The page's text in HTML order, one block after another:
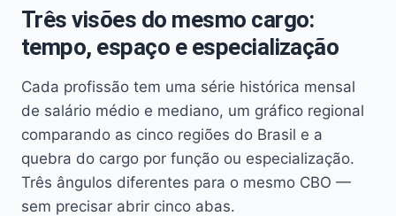
Três visões do mesmo cargo:
tempo, espaço e especialização
Cada profissão tem uma série histórica mensal
de salário médio e mediano, um gráfico regional
comparando as cinco regiões do Brasil e a
quebra do cargo por função ou especialização.
Três ângulos diferentes para o mesmo CBO —
sem precisar abrir cinco abas.